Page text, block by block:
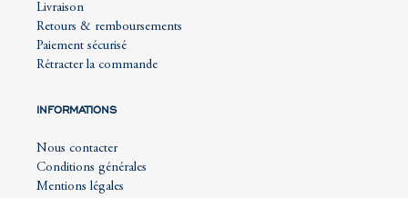
Livraison
Retours & remboursements
Paiement sécurisé
Rétracter la commande
INFORMATIONS
Nous contacter
Conditions générales
Mentions légales